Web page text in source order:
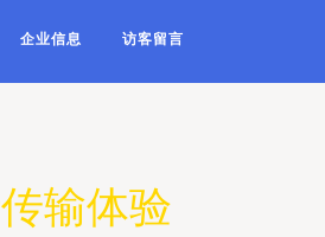
企业信息 访客留言
输体验